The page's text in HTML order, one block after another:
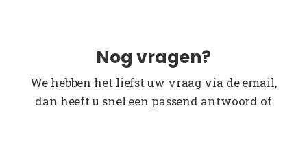
Nog vragen?
We hebben het liefst uw vraag via de email,
dan heeft u snel een passend antwoord of